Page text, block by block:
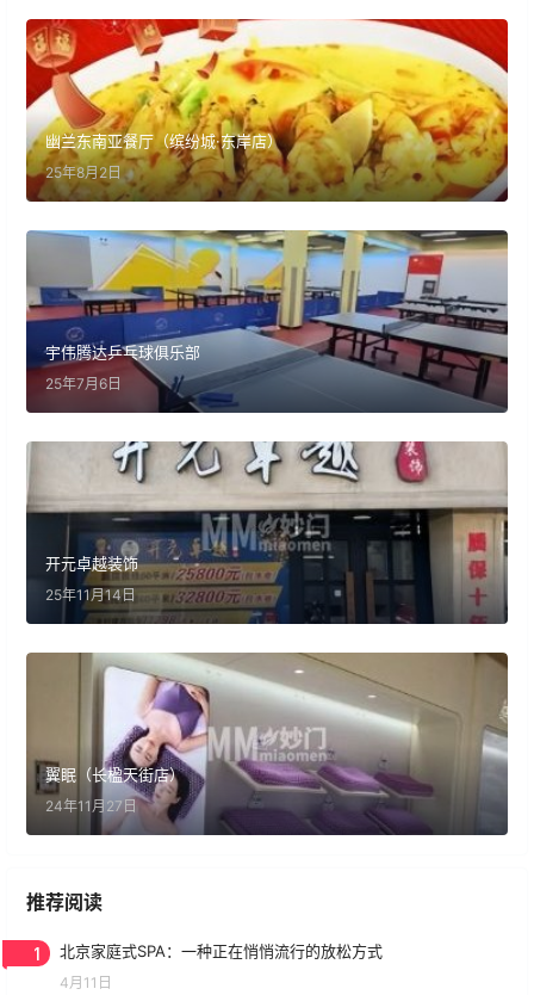
幽兰东南亚餐厅（缤纷城·东岸店）
25年8月2日
宇伟腾达乒乓球俱乐部
25年7月6日
开元卓越装饰
25年11月14日
翼眠（长楹天街店）
24年11月27日
推荐阅读
1 北京家庭式SPA：一种正在悄悄流行的放松方式
4月11日